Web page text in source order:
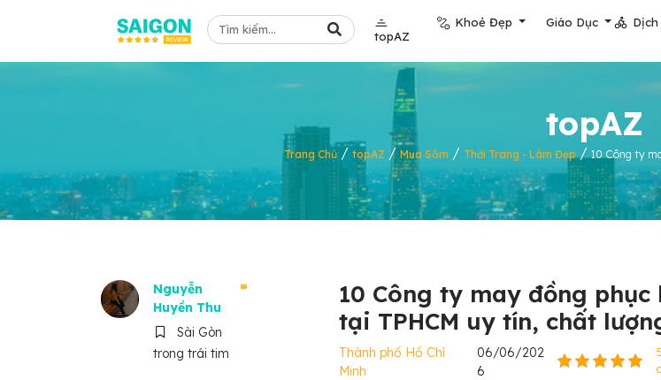
topAZ
Khoẻ Đẹp Giáo Dục Dịch
topAZ
Trang Chủ/ topAZ /Mua Sắm / Thời Trang - Làm Đẹp/10 Công ty
Nguyễn
Huyền Thu
Sài Gòn
trong trái tim
10 Công ty may đồng phục
tại TPHCM uy tín, chất
Thành phố Hồ Chí
Minh
06/06/202
6